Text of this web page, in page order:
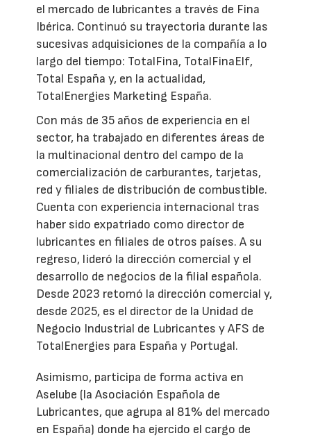
el mercado de lubricantes a través de Fina
Ibérica. Continuó su trayectoria durante las
sucesivas adquisiciones de la compañía a lo
largo del tiempo: TotalFina, TotalFinaElf,
Total España y, en la actualidad,
TotalEnergies Marketing España.
Con más de 35 años de experiencia en el
sector, ha trabajado en diferentes áreas de
la multinacional dentro del campo de la
comercialización de carburantes, tarjetas,
red y filiales de distribución de combustible.
Cuenta con experiencia internacional tras
haber sido expatriado como director de
lubricantes en filiales de otros países. A su
regreso, lideró la dirección comercial y el
desarrollo de negocios de la filial española.
Desde 2023 retomó la dirección comercial y,
desde 2025, es el director de la Unidad de
Negocio Industrial de Lubricantes y AFS de
TotalEnergies para España y Portugal.
Asimismo, participa de forma activa en
Aselube (la Asociación Española de
Lubricantes, que agrupa al 81% del mercado
en España) donde ha ejercido el cargo de